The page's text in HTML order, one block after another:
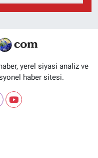
yerel siyasi analiz ve
haber sitesi.